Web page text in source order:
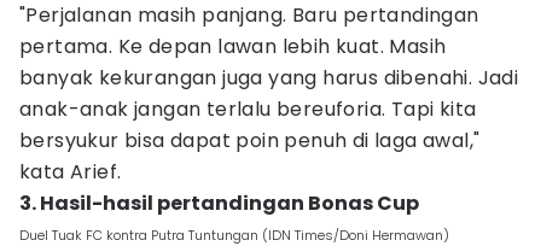
"Perjalanan masih panjang. Baru pertandingan
pertama. Ke depan lawan lebih kuat. Masih
banyak kekurangan juga yang harus dibenahi. Jadi
anak-anak jangan terlalu bereuforia. Tapi kita
bersyukur bisa dapat poin penuh di laga awal,"
kata Arief.
3. Hasil-hasil pertandingan Bonas Cup
Duel Tuak FC kontra Putra Tuntungan (IDN Times/Doni Hermawan)